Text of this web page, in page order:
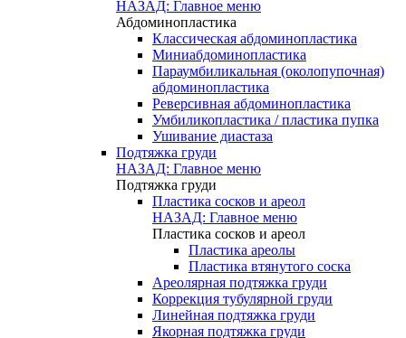
НАЗАД: Главное меню
Абдоминопластика
Классическая абдоминопластика
Миниабдоминопластика
Параумбиликальная (околопупочная)
абдоминопластика
Реверсивная абдоминопластика
Умбиликопластика / пластика пупка
Ушивание диастаза
Подтяжка груди
НАЗАД: Главное меню
Подтяжка груди
Пластика сосков и ареол
НАЗАД: Главное меню
Пластика сосков и ареол
Пластика ареолы
Пластика втянутого соска
Ареолярная подтяжка груди
Коррекция тубулярной груди
Линейная подтяжка груди
Якорная подтяжка груди